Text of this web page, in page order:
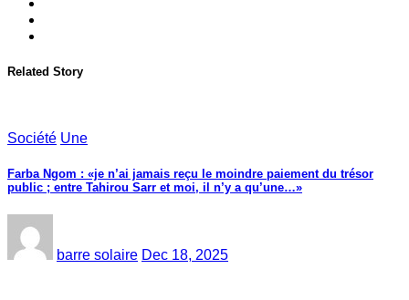
Related Story
Société Une
Farba Ngom : «je n’ai jamais reçu le moindre paiement du trésor
public ; entre Tahirou Sarr et moi, il n’y a qu’une…»
barre solaire Dec 18, 2025